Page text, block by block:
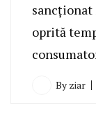
oprită
By ziar